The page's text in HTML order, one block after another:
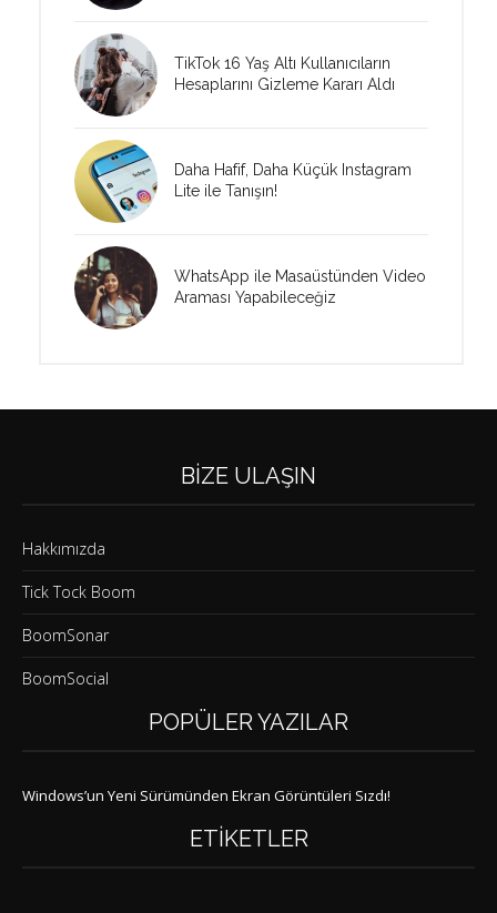
TikTok 16 Yaş Altı Kullanıcıların
Hesaplarını Gizleme Kararı Aldı
Daha Hafif, Daha Küçük Instagram
Lite ile Tanışın!
WhatsApp ile Masaüstünden Video
Araması Yapabileceğiz
BIZE ULAŞIN
Hakkımızda
Tick Tock Boom
BoomSonar
BoomSocial
POPÜLER YAZILAR
Windows’un Yeni Sürümünden Ekran Görüntüleri Sızdı!
ETIKETLER